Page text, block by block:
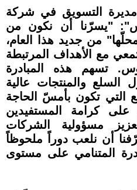
مديرة التسويق في شركة
"يسرّنا أن نكون من
من جديد هذا العام،
مع الأهداف المرتبطة
تسهم هذه المبادرة
والمنتجات عالية
التي تكون بأمسّ الحاجة
كرامة المستفيدين
مسؤولية الشركات
أن نلعب دوراً ملحوظاً
المتنامي على مستوى